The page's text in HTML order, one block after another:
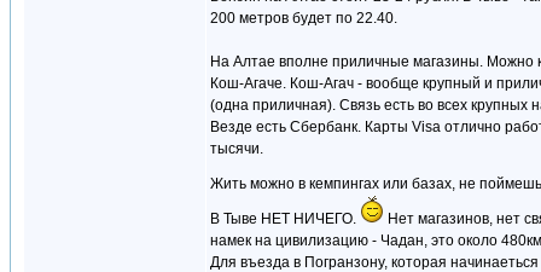
200 метров будет по 22.40.
На Алтае вполне приличные магазины. Можно
Кош-Агаче. Кош-Агач - вообще крупный и
(одна приличная). Связь есть во всех
Везде есть Сбербанк. Карты Visa отлично
тысячи.
Жить можно в кемпингах или базах, не поймешь
В Тыве НЕТ НИЧЕГО.
Нет магазинов, нет
намек на цивилизацию - Чадан, это около
Для въезда в Погранзону, которая